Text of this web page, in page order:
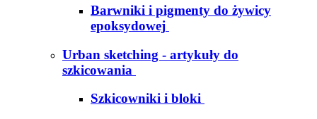
Barwniki i pigmenty do żywicy
epoksydowej
Urban sketching - artykuły do
szkicowania
Szkicowniki i bloki